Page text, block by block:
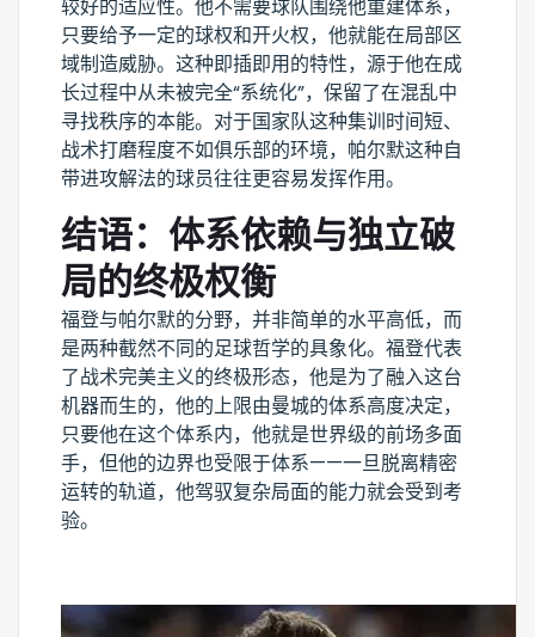
较好的适应性。他不需要球队围绕他重建体系，
只要给予一定的球权和开火权，他就能在局部区
域制造威胁。这种即插即用的特性，源于他在成
长过程中从未被完全“系统化”，保留了在混乱中
寻找秩序的本能。对于国家队这种集训时间短、
战术打磨程度不如俱乐部的环境，帕尔默这种自
带进攻解法的球员往往更容易发挥作用。
结语：体系依赖与独立破
局的终极权衡
福登与帕尔默的分野，并非简单的水平高低，而
是两种截然不同的足球哲学的具象化。福登代表
了战术完美主义的终极形态，他是为了融入这台
机器而生的，他的上限由曼城的体系高度决定，
只要他在这个体系内，他就是世界级的前场多面
手，但他的边界也受限于体系——一旦脱离精密
运转的轨道，他驾驭复杂局面的能力就会受到考
验。